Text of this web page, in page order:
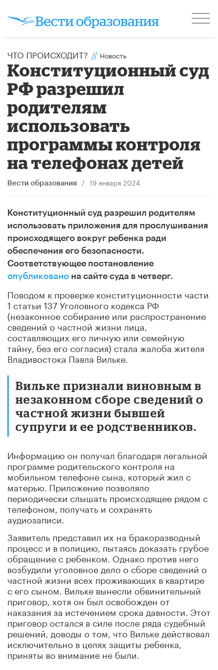
ЧТО ПРОИСХОДИТ? // Новость
Конституционный суд
РФ разрешил
родителям
использовать
программы контроля
на телефонах детей
Вести образования / 19 января 2024
Конституционный суд разрешил родителям
использовать приложения для прослушивания
происходящего вокруг ребенка ради
обеспечения его безопасности.
Соответствующее постановление
опубликовано на сайте суда в четверг.
Поводом к проверке конституционности части
1 статьи 137 Уголовного кодекса РФ
(незаконное собирание или распространение
сведений о частной жизни лица,
составляющих его личную или семейную
тайну, без его согласия) стала жалоба жителя
Владивостока Павла Вильке.
Вильке признали виновным в
незаконном сборе сведений о
частной жизни бывшей
супруги и ее родственников.
Информацию он получал благодаря легальной
программе родительского контроля на
мобильном телефоне сына, который жил с
матерью. Приложение позволяло
периодически слышать происходящее рядом с
телефоном, получать и сохранять
аудиозаписи.
Заявитель представил их на бракоразводный
процесс и в полицию, пытаясь доказать грубое
обращение с ребенком. Однако против него
возбудили уголовное дело о сборе сведений о
частной жизни всех проживающих в квартире
с его сыном. Вильке вынесли обвинительный
приговор, хотя он был освобожден от
наказания за истечением срока давности. Этот
приговор остался в силе после ряда судебный
решений, доводы о том, что Вильке действовал
исключительно в целях защиты ребенка,
приняты во внимание не были.